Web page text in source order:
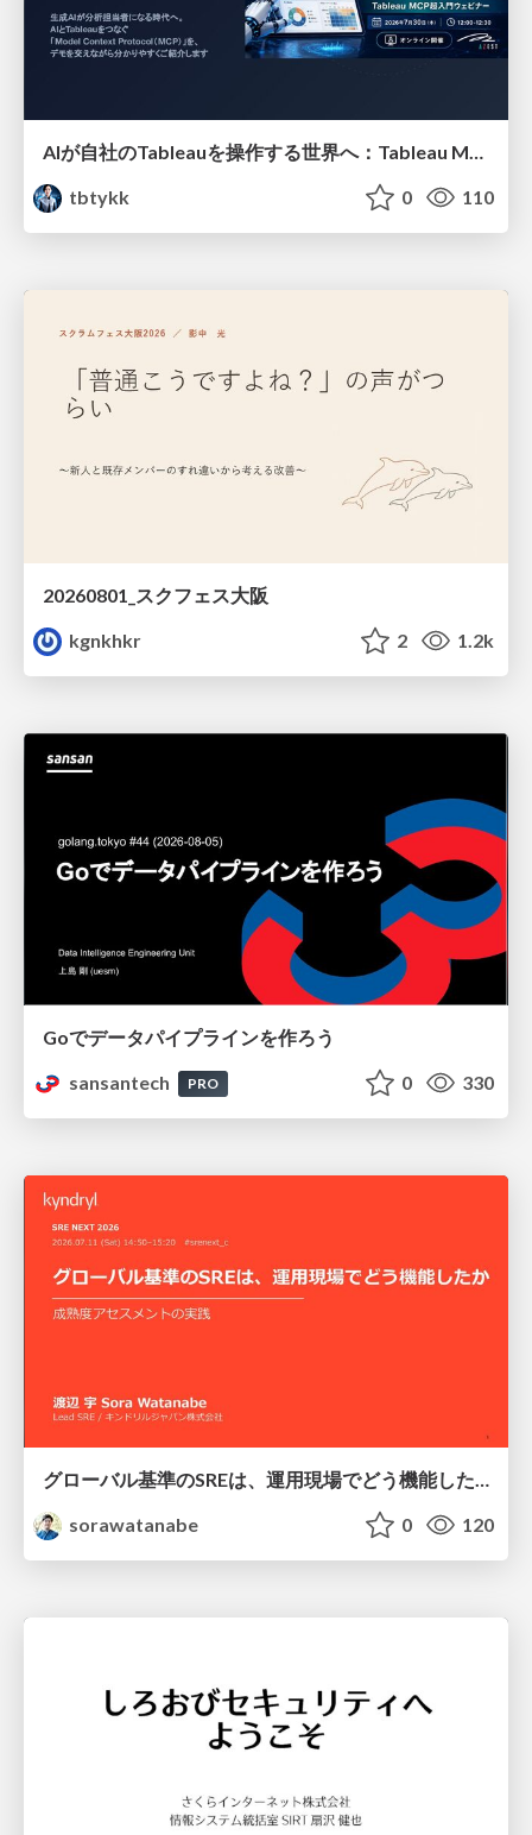
AIが自社のTableauを操作する世界へ：Tableau MCP超入門
tbtykk
0 110
20260801_スクフェス大阪
kgnkhkr
2 1.2k
Goでデータパイプラインを作ろう
sansantech
PRO 0 330
グローバル基準のSREは、運用現場でどう機能したか：成熟度アセスメントの実践 ／ SRE NEXT 2026
sorawatanabe
0 120